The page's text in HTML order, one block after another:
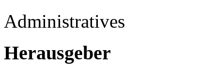
Administratives
Herausgeber